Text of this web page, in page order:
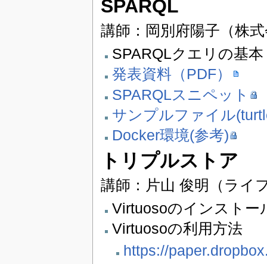
SPARQL
講師：岡別府陽子（株
SPARQLクエリの基本
発表資料（PDF）
SPARQLスニペット
サンプルファイル
Docker環境(参考)
トリプルストア
講師：片山 俊明（ライ
Virtuosoのインストー
Virtuosoの利用方法
https://